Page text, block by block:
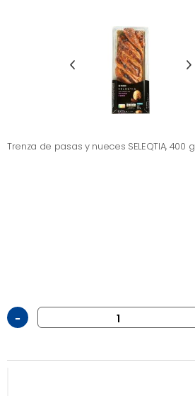
Trenza de pasas y nueces SELEQTIA, 400 g
-